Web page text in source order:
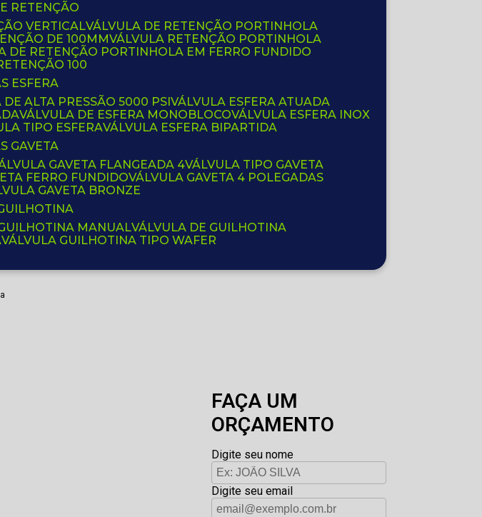
RETENÇÃO
VERTICAL VÁLVULA DE RETENÇÃO PORTINHOLA
DE 100MM
VÁLVULA RETENÇÃO PORTINHOLA
DE RETENÇÃO PORTINHOLA EM FERRO FUNDIDO
100
ESFERA
DE ALTA PRESSÃO 5000 PSI VÁLVULA ESFERA ATUADA
VÁLVULA DE ESFERA MONOBLOCO VÁLVULA ESFERA INOX
TIPO ESFERA VÁLVULA ESFERA BIPARTIDA
GAVETA
GAVETA FLANGEADA 4 VÁLVULA TIPO GAVETA
FERRO FUNDIDO VÁLVULA GAVETA 4 POLEGADAS
GAVETA BRONZE
GUILHOTINA MANUAL VÁLVULA DE GUILHOTINA
VÁLVULA GUILHOTINA TIPO WAFER
FAÇA UM
ORÇAMENTO
Digite seu nome
Digite seu email